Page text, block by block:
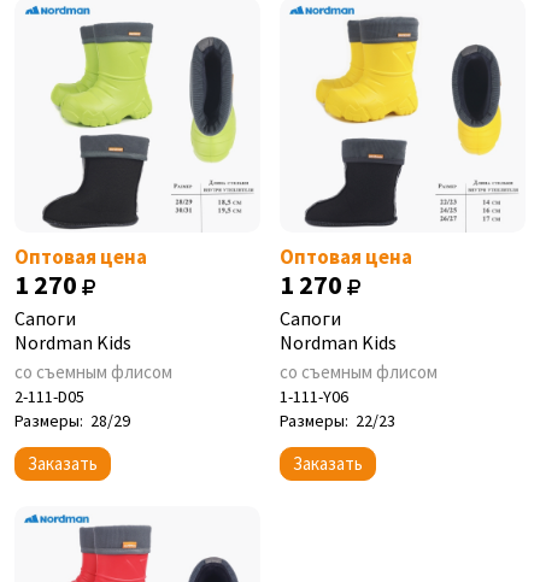
Оптовая цена
1 270
Сапоги
Nordman Kids
со съемным флисом
2-111-D05
Размеры: 28/29
Заказать
Оптовая цена
1 270
Сапоги
Nordman Kids
со съемным флисом
1-111-Y06
Размеры: 22/23
Заказать